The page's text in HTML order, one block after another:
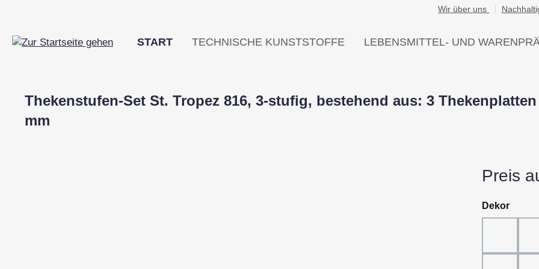
Wir über uns
START TECHNISCHE KUNSTSTOFFE LEBENSMITTEL- UND
Thekenstufen-Set St. Tropez 816, 3-stufig, bestehend aus: 3 Thekenplatten
mm
Preis
Dekor